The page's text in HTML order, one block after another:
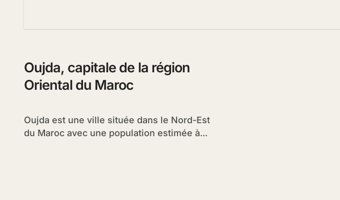
Oujda, capitale de la région
Oriental du Maroc
Oujda est une ville située dans le Nord-Est
du Maroc avec une population estimée à...